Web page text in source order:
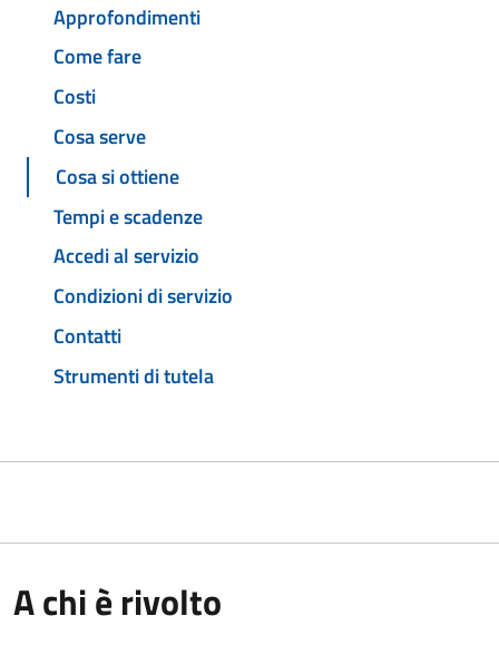
Approfondimenti
Come fare
Costi
Cosa serve
Cosa si ottiene
Tempi e scadenze
Accedi al servizio
Condizioni di servizio
Contatti
Strumenti di tutela
A chi è rivolto